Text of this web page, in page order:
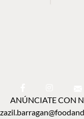
ANÚNCIATE CON